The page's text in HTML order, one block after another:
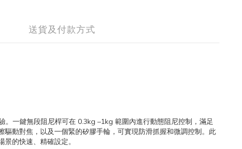
送貨及付款方式
一鍵無段阻尼桿可在 0.3kg –1kg 範圍內進行動態阻尼控制，滿足
動對焦，以及一個緊的矽膠手輪，可實現防滑抓握和微調控制。此
的快速、精確設定。